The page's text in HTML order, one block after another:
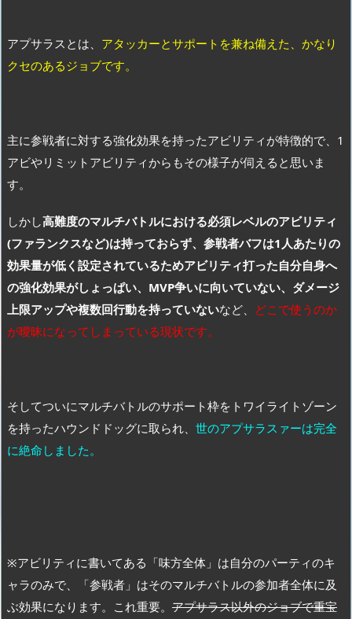
アプサラスとは、 アタッカーとサポートを兼ね備えた、かなり
クセのあるジョブです。
主に参戦者に対する強化効果を持ったアビリティが特徴的で、1
アビやリミットアビリティからもその様子が伺えると思いま
す。
しかし高難度のマルチバトルにおける必須レベルのアビリティ
(ファランクスなど)は持っておらず、参戦者バフは1人あたりの
効果量が低く設定されているためアビリティ打った自分自身へ
の強化効果がしょっぱい、MVP争いに向いていない、ダメージ
上限アップや複数回行動を持っていないなど、 どこで使うのか
が曖昧になってしまっている現状です。
そしてついにマルチバトルのサポート枠をトワイライトゾーン
を持ったハウンドドッグに取られ、 世のアプサラスァーは完全
に絶命しました。
※アビリティに書いてある「味方全体」は自分のパーティのキ
ャラのみで、「参戦者」はそのマルチバトルの参加者全体に及
ぶ効果になります。これ重要。 アプサラス以外のジョブで重宝